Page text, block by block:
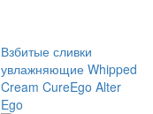
Взбитые сливки
увлажняющие Whipped
Cream CureEgo Alter
Ego